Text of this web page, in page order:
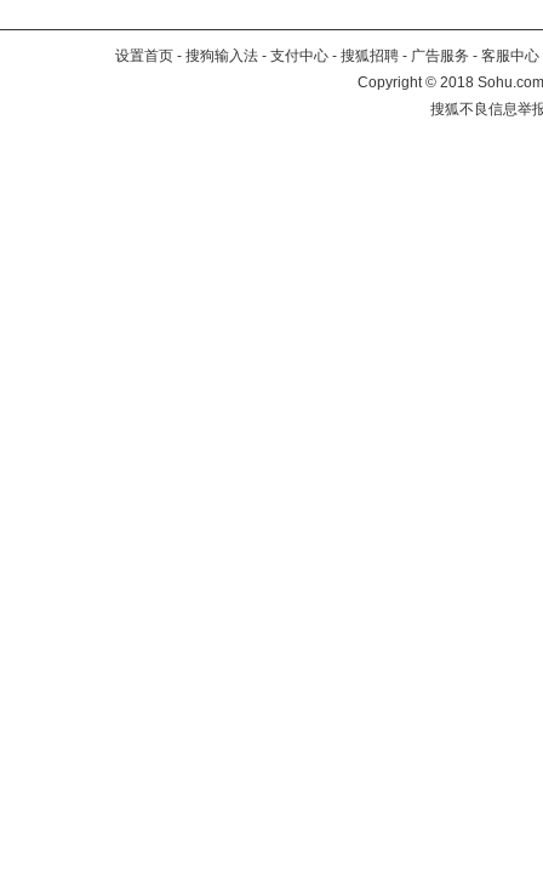
设置首页 - 搜狗输入法 - 支付中心 - 搜狐招聘 - 广告服务 - 客服中心
Copyright©2018
搜狐不良信息举